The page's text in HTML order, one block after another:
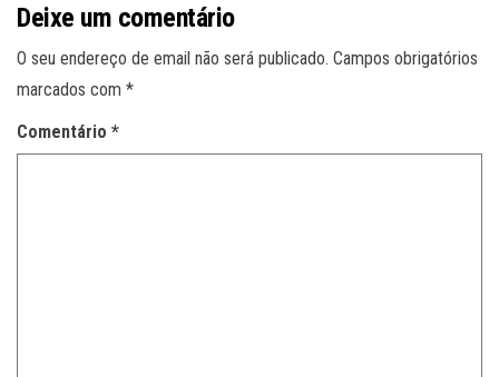
Deixe um comentário
O seu endereço de email não será publicado. Campos obrigatórios
marcados com *
Comentário *